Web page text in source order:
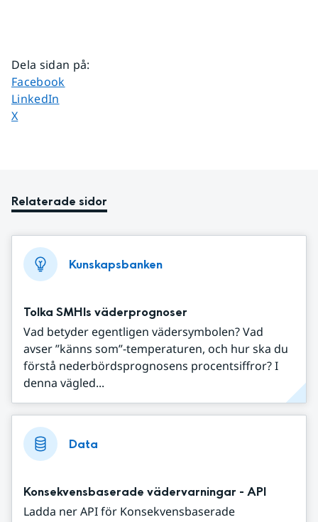
Dela sidan på:
Dela sidan på
Facebook
Dela sidan på
LinkedIn
Dela sidan på
X
Relaterade sidor
Kunskapsbanken
Tolka SMHIs väderprognoser
Vad betyder egentligen vädersymbolen? Vad
avser ”känns som”-temperaturen, och hur ska du
förstå nederbördsprognosens procentsiffror? I
denna vägled...
Data
Konsekvensbaserade vädervarningar - API
Ladda ner API för Konsekvensbaserade